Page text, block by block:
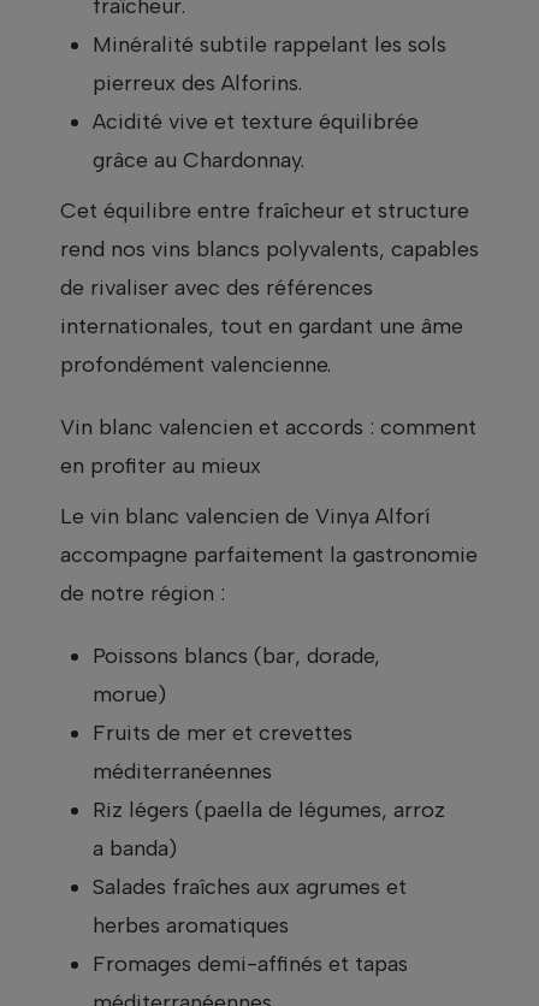
fraîcheur.
Minéralité subtile rappelant les sols
pierreux des Alforins.
Acidité vive et texture équilibrée
grâce au Chardonnay.
Cet équilibre entre fraîcheur et structure
rend nos vins blancs polyvalents, capables
de rivaliser avec des références
internationales, tout en gardant une âme
profondément valencienne.
Vin blanc valencien et accords : comment
en profiter au mieux
Le vin blanc valencien de Vinya Alforí
accompagne parfaitement la gastronomie
de notre région :
Poissons blancs (bar, dorade,
morue)
Fruits de mer et crevettes
méditerranéennes
Riz légers (paella de légumes, arroz
a banda)
Salades fraîches aux agrumes et
herbes aromatiques
Fromages demi-affinés et tapas